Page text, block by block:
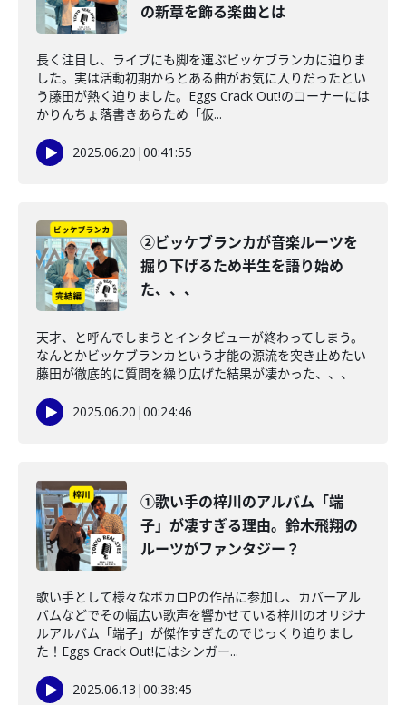
の新章を飾る楽曲とは
長く注目し、ライブにも脚を運ぶビッケブランカに迫りま
した。実は活動初期からとある曲がお気に入りだったとい
う藤田が熱く迫りました。Eggs Crack Out!のコーナーには
かりんちょ落書きあらため「仮...
2025.06.20 |00:41:55
②ビッケブランカが音楽ルーツを
掘り下げるため半生を語り始め
た、、、
天才、と呼んでしまうとインタビューが終わってしまう。
なんとかビッケブランカという才能の源流を突き止めたい
藤田が徹底的に質問を繰り広げた結果が凄かった、、、
2025.06.20 |00:24:46
①歌い手の梓川のアルバム「端
子」が凄すぎる理由。鈴木飛翔の
ルーツがファンタジー？
歌い手として様々なボカロPの作品に参加し、カバーアル
バムなどでその幅広い歌声を響かせている梓川のオリジナ
ルアルバム「端子」が傑作すぎたのでじっくり迫りまし
た！Eggs Crack Out!にはシンガー...
2025.06.13 |00:38:45